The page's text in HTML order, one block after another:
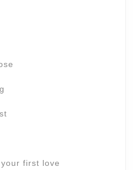
first love